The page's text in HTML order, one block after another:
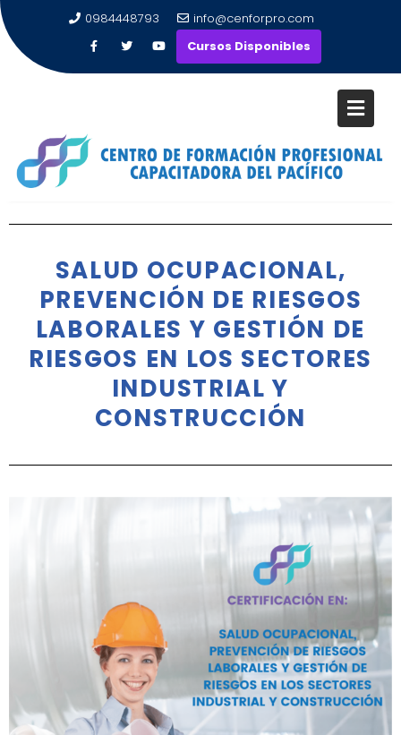
0984448793
info@cenforpro.com
Cursos Disponibles
SALUD OCUPACIONAL,
Y  GESTIÓN  DE
CONSTRUCCIÓN
SALUD OCUPACIONAL,
PREVENCIÓN DE RIESGOS
LABORALES Y GESTIÓN DE
RIESGOS EN LOS SECTORES
INDUSTRIAL Y
CONSTRUCCIÓN